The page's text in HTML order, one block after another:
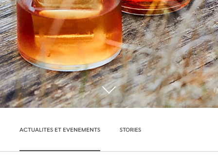
ACTUALITES ET EVENEMENTS STORIES